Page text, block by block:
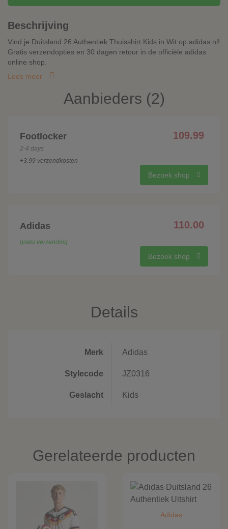
Beschrijving
Vind je Duitsland 26 Authentiek Thuisshirt Kids in Wit op adidas.nl!
Gratis verzendopties en 30 dagen retour in de officiële adidas
online shop.
Lees meer
Aanbieders (2)
Footlocker 109.99
2-4 days
+3.99 verzendkosten
Bezoek shop
Adidas 110.00
gratis verzending
Bezoek shop
Details
Merk Adidas
Stylecode JZ0316
Geslacht Kids
Gerelateerde producten
Adidas